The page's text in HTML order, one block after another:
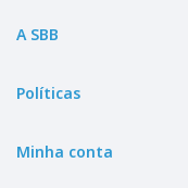
A SBB
Políticas
Minha conta